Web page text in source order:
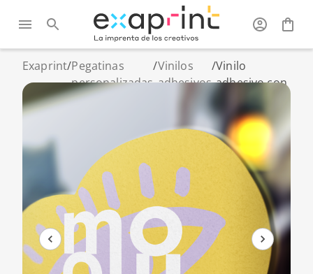
Exaprint/Pegatinas
personalizadas
y vinilos
/Vinilos
adhesivos
/Vinilo
adhesivo con
acabados
especiales